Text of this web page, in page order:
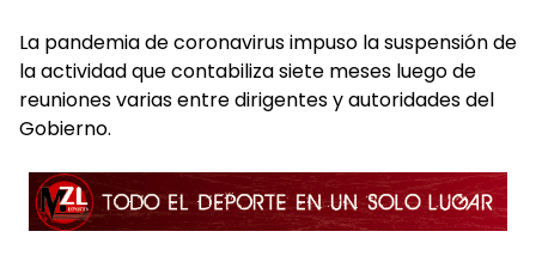
La pandemia de coronavirus impuso la suspensión de
la actividad que contabiliza siete meses luego de
reuniones varias entre dirigentes y autoridades del
Gobierno.